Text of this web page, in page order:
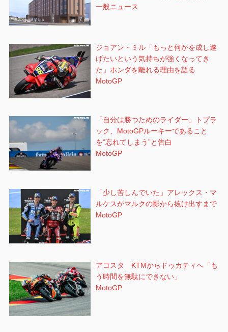
一般ニュース
ジョアン・ミル「もっと何かを成し遂
げたいという気持ちが強くなってき
た」ホンダを離れる理由を語る
MotoGP
「自分は勝つためのライダー」トプラ
ック、MotoGPルーキーであること
を”忘れてしまう”と告白
MotoGP
「少し苦しんでいた」アレックス・マ
ルケスがマルクの影から抜け出すまで
MotoGP
アコスタ KTMからドゥカティへ「も
う時間を無駄にできない」
MotoGP